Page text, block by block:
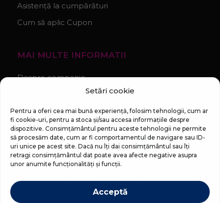
Setări cookie
Pentru a oferi cea mai bună experiență, folosim tehnologii, cum ar
fi cookie-uri, pentru a stoca și/sau accesa informațiile despre
dispozitive. Consimțământul pentru aceste tehnologii ne permite
să procesăm date, cum ar fi comportamentul de navigare sau ID-
uri unice pe acest site. Dacă nu îți dai consimțământul sau îți
retragi consimțământul dat poate avea afecte negative asupra
unor anumite funcționalități și funcții.
Acceptă
Asistență la cumpărături
Cum să aplic Cupon
MAI MULTE INFORMATII
Despre companie
Regulament Campanie „100 zile pana la vis”
Toate drepturile sunt rezervate.